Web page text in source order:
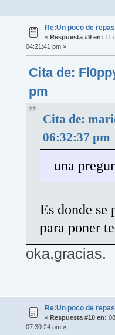
Re:Un poco de
« Respuesta #9 en: 11
04:21:41 pm »
Cita de:
pm
Cita de:
06:32:37 pm
una
Es donde se
para poner
oka,gracias.
Re:Un poco de
« Respuesta #10 en:
07:30:24 pm »